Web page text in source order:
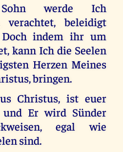
werde Ich
verachtet, beleidigt
indem ihr um
kann Ich die Seelen
Herzen Meines
bringen.
Christus, ist euer
und Er wird Sünder
egal wie
sind.